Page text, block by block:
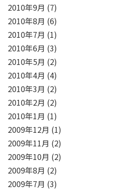
2010年9月 (7)
2010年8月 (6)
2010年7月 (1)
2010年6月 (3)
2010年5月 (2)
2010年4月 (4)
2010年3月 (2)
2010年2月 (2)
2010年1月 (1)
2009年12月 (1)
2009年11月 (2)
2009年10月 (2)
2009年8月 (2)
2009年7月 (3)